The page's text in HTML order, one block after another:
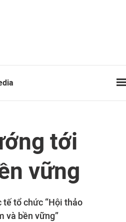
tới
vững
tế tổ chức “Hội thảo
và bền vững”